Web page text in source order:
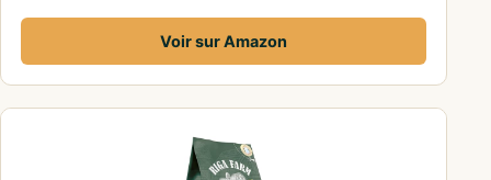
Voir sur Amazon